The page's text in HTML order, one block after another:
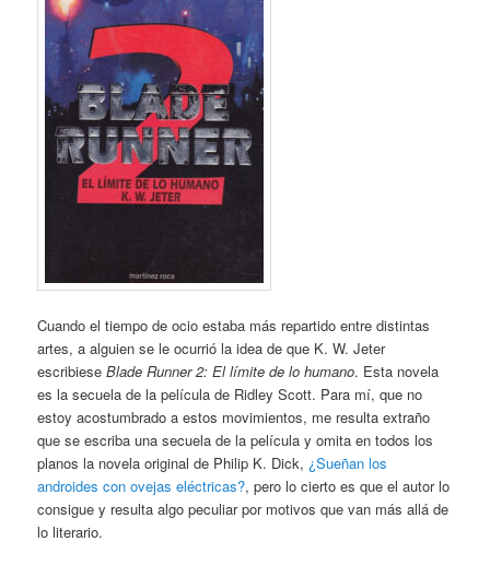
Cuando el tiempo de ocio estaba más repartido entre distintas
artes, a alguien se le ocurrió la idea de que K. W. Jeter
escribieseBlade Runner 2: El límite de lo humano. Esta novela
es la secuela de la película de Ridley Scott. Para mí, que no
estoy acostumbrado a estos movimientos, me resulta extraño
que se escriba una secuela de la película y omita en todos los
planos la novela original de Philip K. Dick, ¿Sueñan los
androides con ovejas eléctricas?, pero lo cierto es que el autor lo
consigue y resulta algo peculiar por motivos que van más allá de
lo literario.